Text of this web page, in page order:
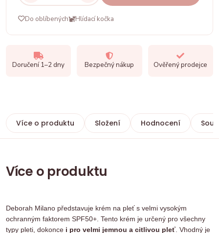
Do oblíbených Hlídací kočka
Doručení 1–2 dny Bezpečný nákup Ověřený prodejce
Více o produktu Složení Hodnocení
Více o produktu
Deborah Milano představuje krém na pleť s velmi vysokým
ochranným faktorem SPF50+. Tento krém je určený pro všechny
typy pleti, dokonce i pro velmi jemnou a citlivou pleť . Vhodný je